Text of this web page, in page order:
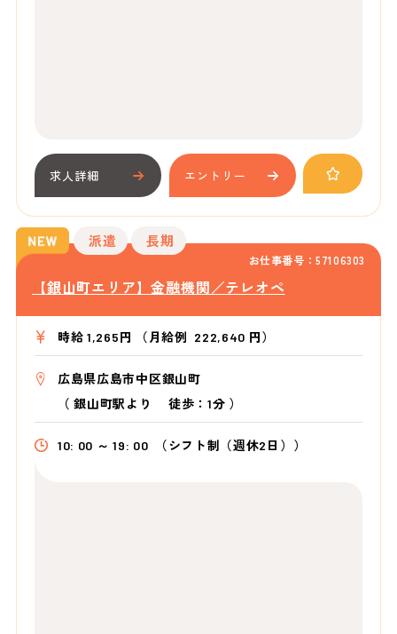
求人詳細 エントリー
お仕事番号：57106303
派遣 長期
【銀山町エリア】金融機関／テレオペ
時給 1,265円 （月給例 222,640 円）
広島県広島市中区銀山町
（銀山町駅より 徒歩：1分 ）
10: 00 ～ 19: 00 （シフト制（週休2日））